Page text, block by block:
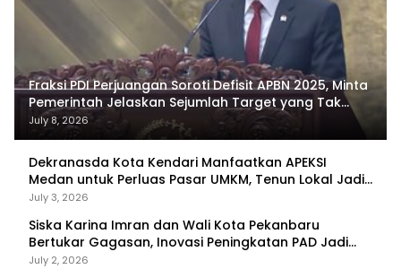
Fraksi PDI Perjuangan Soroti Defisit APBN 2025, Minta
Pemerintah Jelaskan Sejumlah Target yang Tak
Tercapai
July 8, 2026
Dekranasda Kota Kendari Manfaatkan APEKSI
Medan untuk Perluas Pasar UMKM, Tenun Lokal Jadi
Primadona
July 3, 2026
Siska Karina Imran dan Wali Kota Pekanbaru
Bertukar Gagasan, Inovasi Peningkatan PAD Jadi
Fokus Diskusi
July 2, 2026